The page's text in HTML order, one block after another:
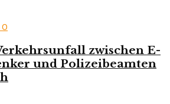
0
zwischen E-
und Polizeibeamten